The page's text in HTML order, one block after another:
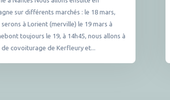
sur différents marchés : le 18 mars,
serons à Lorient (merville) le 19 mars à
toujours le 19, à 14h45, nous allons à
de covoiturage de Kerfleury et...